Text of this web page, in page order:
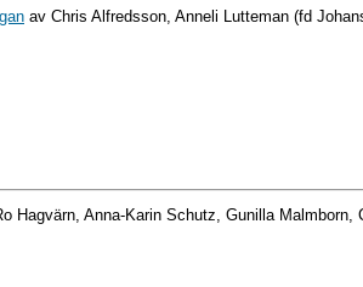
av Chris Alfredsson, Anneli Lutteman (fd
Hagvärn, Anna-Karin Schutz, Gunilla Malmborn,